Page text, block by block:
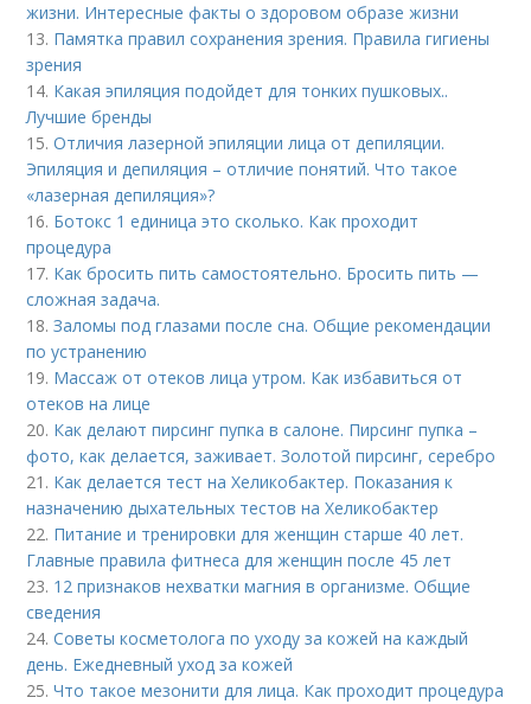
жизни. Интересные факты о здоровом образе жизни
13. Памятка правил сохранения зрения. Правила гигиены
зрения
14. Какая эпиляция подойдет для тонких пушковых..
Лучшие бренды
15.Отличия лазерной эпиляции лица от депиляции.
Эпиляция и депиляция – отличие понятий. Что такое
«лазерная депиляция»?
16. Ботокс 1 единица это сколько. Как проходит
процедура
17. Как бросить пить самостоятельно. Бросить пить —
сложная задача.
18.Заломы под глазами после сна. Общие рекомендации
по устранению
19. Массаж от отеков лица утром. Как избавиться от
отеков на лице
20. Как делают пирсинг пупка в салоне. Пирсинг пупка –
фото, как делается, заживает. Золотой пирсинг, серебро
21. Как делается тест на Хеликобактер. Показания к
назначению дыхательных тестов на Хеликобактер
22. Питание и тренировки для женщин старше 40 лет.
Главные правила фитнеса для женщин после 45 лет
23. 12 признаков нехватки магния в организме. Общие
сведения
24.Советы косметолога по уходу за кожей на каждый
день. Ежедневный уход за кожей
25.Что такое мезонити для лица. Как проходит процедура